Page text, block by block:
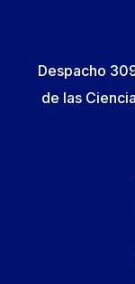
Despacho
de las